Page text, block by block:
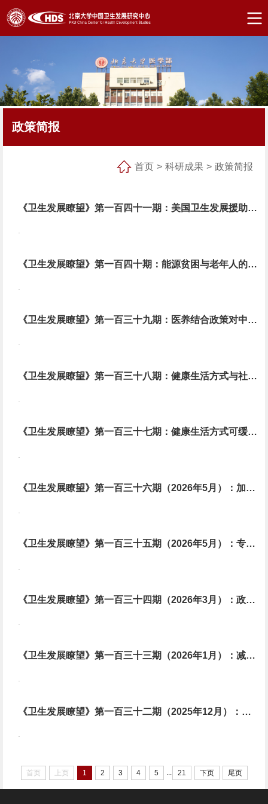
政策简报
首页 > 科研成果 > 政策简报
《卫生发展瞭望》第一百四十一期：美国卫生发展援助分配的影响因素 ——基于2000—2020年受援国面板数据的分析
.
《卫生发展瞭望》第一百四十期：能源贫困与老年人的功能依赖
《卫生发展瞭望》第一百三十九期：医养结合政策对中国老年人功能依赖和照料缺口的影响
.
《卫生发展瞭望》第一百三十八期：健康生活方式与社会决定因素协同促进健康老龄化： 关注老年人“自理寿命”与性别差异
《卫生发展瞭望》第一百三十七期：健康生活方式可缓冲APOE基因相关认知障碍遗传风险
《卫生发展瞭望》第一百三十六期（2026年5月）：加强多病共防共治共管，关注认知障碍与医疗保险公平性
《卫生发展瞭望》第一百三十五期（2026年5月）：专科医师下沉对基层医务人员的影响及作用机制
《卫生发展瞭望》第一百三十四期（2026年3月）：政府财政补贴与医保支付方式改革效果 ——基于中国南方某特大城市试点的评估
《卫生发展瞭望》第一百三十三期（2026年1月）：减少青少年电子烟获取途径的策略：校服政策的潜力
《卫生发展瞭望》第一百三十二期（2025年12月）：中国1974-2024年免疫规划的健康效果与经济评估
.
首页 上页 1 2 3 4 5 ... 21 下页 尾页